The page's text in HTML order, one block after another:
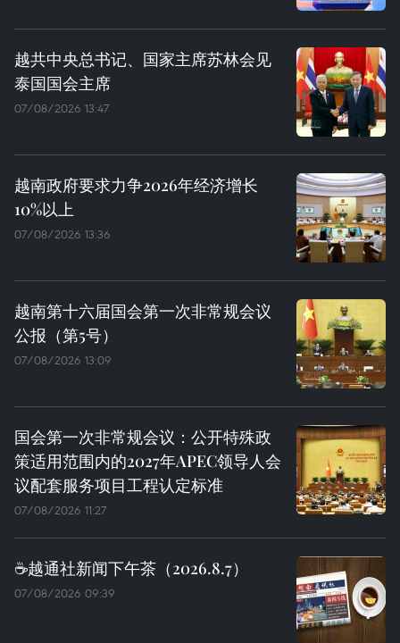
越共中央总书记、国家主席苏林会见
泰国国会主席
07/08/2026 13:47
越南政府要求力争2026年经济增长
10%以上
07/08/2026 13:36
越南第十六届国会第一次非常规会议
公报（第5号）
07/08/2026 13:09
国会第一次非常规会议：公开特殊政
策适用范围内的2027年APEC领导人会
议配套服务项目工程认定标准
07/08/2026 11:27
☕️越通社新闻下午茶（2026.8.7）
07/08/2026 09:39